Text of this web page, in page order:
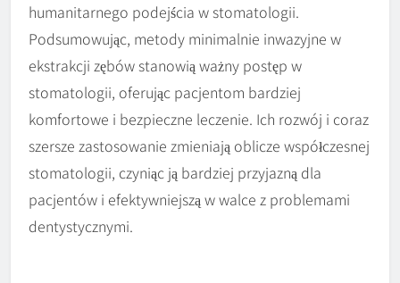
humanitarnego podejścia w stomatologii.
Podsumowując, metody minimalnie inwazyjne w
ekstrakcji zębów stanowią ważny postęp w
stomatologii, oferując pacjentom bardziej
komfortowe i bezpieczne leczenie. Ich rozwój i coraz
szersze zastosowanie zmieniają oblicze współczesnej
stomatologii, czyniąc ją bardziej przyjazną dla
pacjentów i efektywniejszą w walce z problemami
dentystycznymi.